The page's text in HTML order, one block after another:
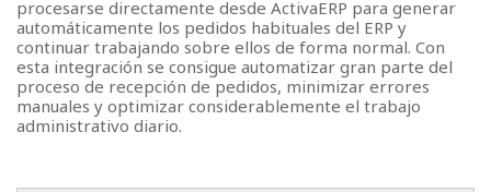
procesarse directamente desde ActivaERP para generar
automáticamente los pedidos habituales del ERP y
continuar trabajando sobre ellos de forma normal. Con
esta integración se consigue automatizar gran parte del
proceso de recepción de pedidos, minimizar errores
manuales y optimizar considerablemente el trabajo
administrativo diario.